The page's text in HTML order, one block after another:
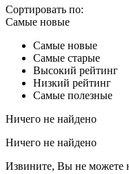
Сортировать по:
Самые новые
Самые новые
Самые старые
Высокий рейтинг
Низкий рейтинг
Самые полезные
Ничего не найдено
Ничего не найдено
Извините, Вы не можете